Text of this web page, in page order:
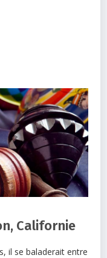
Californie
il se baladerait entre